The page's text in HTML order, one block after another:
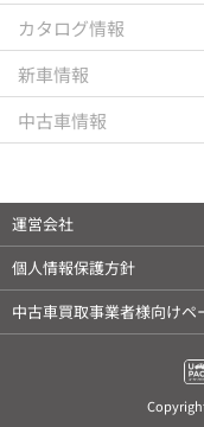
カタログ情報
新車情報
中古車情報
運営会社
個人情報保護方針
中古車買取事業者様向けペ